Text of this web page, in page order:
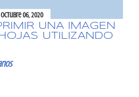
octubre 06, 2020
UNA IMAGEN
UTILIZANDO